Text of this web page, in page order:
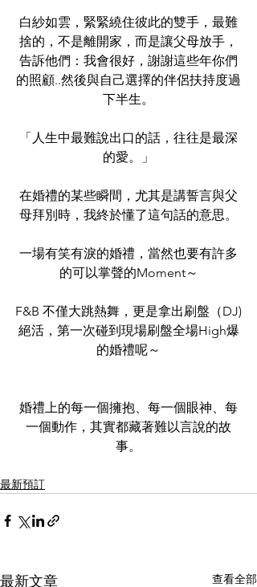
白紗如雲，緊緊繞住彼此的雙手，最難
捨的，不是離開家，而是讓父母放手，
告訴他們：我會很好，謝謝這些年你們
的照顧..然後與自己選擇的伴侶扶持度過
下半生。
「人生中最難說出口的話，往往是最深
的愛。」
在婚禮的某些瞬間，尤其是講誓言與父
母拜別時，我終於懂了這句話的意思。
一場有笑有淚的婚禮，當然也要有許多
的可以掌聲的Moment～
F&B 不僅大跳熱舞，更是拿出刷盤（DJ)
絕活，第一次碰到現場刷盤全場High爆
的婚禮呢～
婚禮上的每一個擁抱、每一個眼神、每
一個動作，其實都藏著難以言說的故
事。
最新預訂
最新文章 查看全部